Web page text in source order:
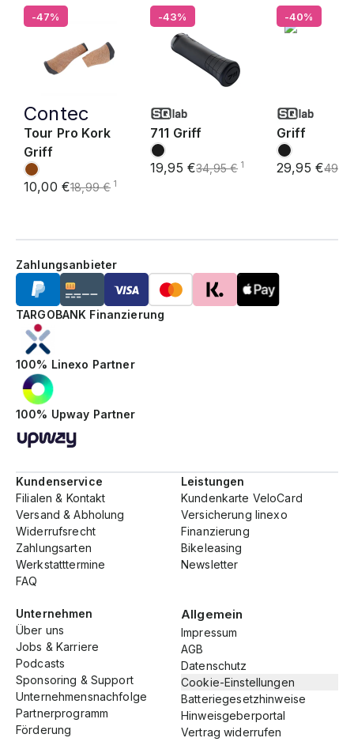
-47%
Contec
Tour Pro Kork
Griff
10,00 €18,99 € 1
-43%
711 Griff
19,95 €34,95 € 1
-40%
Griff
29,95 €
100% Upway Partner
100% Linexo Partner
TARGOBANK Finanzierung
Zahlungsanbieter
Kundenservice
Filialen & Kontakt
Versand & Abholung
Widerrufsrecht
Zahlungsarten
Werkstatttermine
FAQ
Leistungen
Kundenkarte VeloCard
Versicherung linexo
Finanzierung
Bikeleasing
Newsletter
Unternehmen
Über uns
Jobs & Karriere
Podcasts
Sponsoring & Support
Unternehmensnachfolge
Partnerprogramm
Förderung
Allgemein
Impressum
AGB
Datenschutz
Cookie-Einstellungen
Batteriegesetzhinweise
Hinweisgeberportal
Vertrag widerrufen